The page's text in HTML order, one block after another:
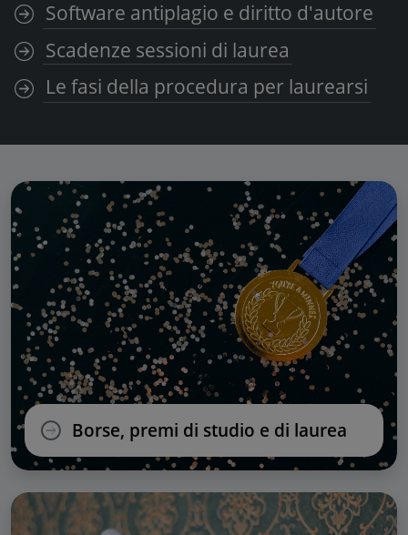
Software antiplagio e diritto d'autore
Scadenze sessioni di laurea
Le fasi della procedura per laurearsi
Borse, premi di studio e di laurea